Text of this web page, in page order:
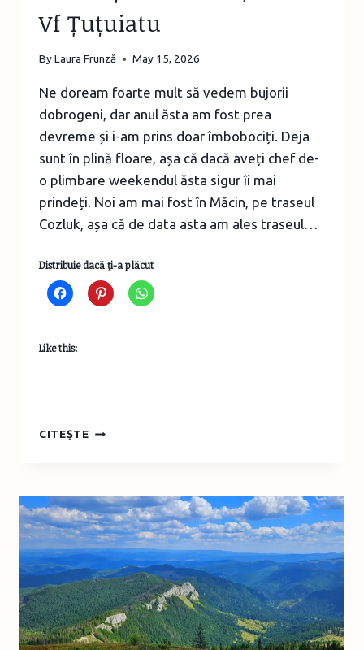
Vf Țuțuiatu
ByLaura Frunză May 15, 2026
Ne doream foarte mult să vedem bujorii
dobrogeni, dar anul ăsta am fost prea
devreme și i-am prins doar îmbobociți. Deja
sunt în plină floare, așa că dacă aveți chef de-
o plimbare weekendul ăsta sigur îi mai
prindeți. Noi am mai fost în Măcin, pe traseul
Cozluk, așa că de data asta am ales traseul…
Distribuie dacă ţi-a plăcut
Like this:
CITEȘTETURIST
ÎN
MĂCIN,
TRASEU
VF
ȚUȚUIATU